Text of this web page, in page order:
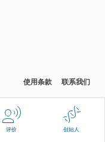
评价 创始人
使用条款 联系我们